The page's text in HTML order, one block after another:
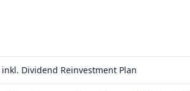
inkl. Dividend Reinvestment Plan